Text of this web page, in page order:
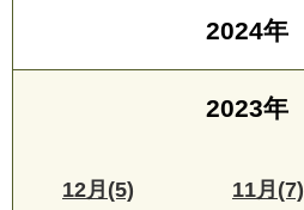
2024年
2023年
12月(5) 11月(7)